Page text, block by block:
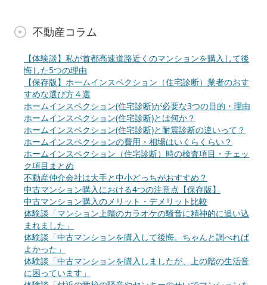
不動産コラム
【体験談】私が首都高速道路近くのマンションを購入して後
悔した5つの理由
【保存版】ホームインスペクション（住宅診断）業者のおす
すめな選び方４選
ホームインスペクション(住宅診断)が必要な3つの目的・理由
ホームインスペクション(住宅診断)とは何か？
ホームインスペクション(住宅診断)と耐震診断の違いって？
ホームインスペクションの費用・相場はいくらくらい？
ホームインスペクション（住宅診断）時の検査項目・チェッ
ク項目まとめ
不動産仲介会社は大手と中小どっちがおすすめ？
中古マンション購入における4つの注意点【保存版】
中古マンション購入のメリット・デメリット比較
体験談「マンション上階のカラオケの騒音に精神的に追い込
まれました」
体験談「中古マンションを購入して後悔。ちゃんと調べれば
よかった」
体験談「中古マンションを購入しましたが、上の階の生活音
に困っています」